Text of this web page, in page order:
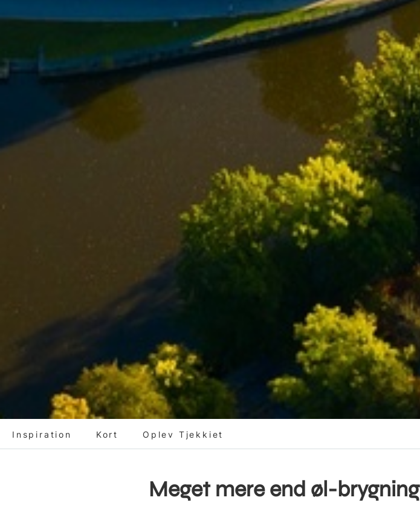
Inspiration Kort Oplev Tjekkiet
Meget mere end øl-brygning